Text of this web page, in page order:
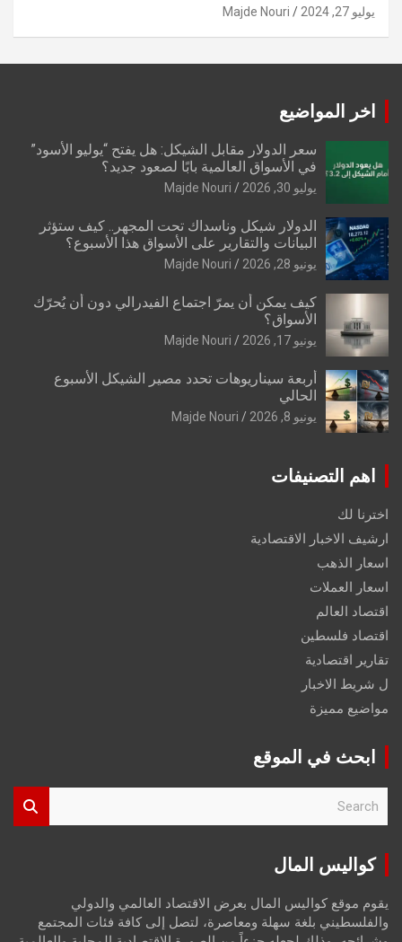
يوليو 27, 2024 Majde Nouri
اخر المواضيع
سعر الدولار مقابل الشيكل: هل يفتح “يوليو الأسود”
في الأسواق العالمية بابًا لصعود جديد؟
يوليو 30, 2026 Majde Nouri
الدولار شيكل وناسداك تحت المجهر.. كيف ستؤثر
البيانات والتقارير على الأسواق هذا الأسبوع؟
يونيو 28, 2026 Majde Nouri
كيف يمكن أن يمرّ اجتماع الفيدرالي دون أن يُحرّك
الأسواق؟
يونيو 17, 2026 Majde Nouri
أربعة سيناريوهات تحدد مصير الشيكل الأسبوع
الحالي
يونيو 8, 2026 Majde Nouri
اهم التصنيفات
اخترنا لك
ارشيف الاخبار الاقتصادية
اسعار الذهب
اسعار العملات
اقتصاد العالم
اقتصاد فلسطين
تقارير اقتصادية
ل شريط الاخبار
مواضيع مميزة
ابحث في الموقع
r
كواليس المال
يقوم موقع كواليس المال بعرض الاقتصاد العالمي والدولي
والفلسطيني بلغة سهلة ومعاصرة، لتصل إلى كافة فئات المجتمع